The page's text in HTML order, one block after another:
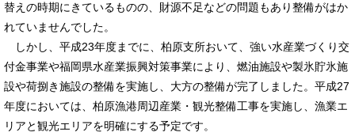
替えの時期にきているものの、財源不足などの問題もあり整備がはか
れていませんでした。
しかし、平成23年度までに、柏原支所おいて、強い水産業づくり交
付金事業や福岡県水産業振興対策事業により、燃油施設や製氷貯氷施
設や荷捌き施設の整備を実施し、大方の整備が完了しました。平成27
年度においては、柏原漁港周辺産業・観光整備工事を実施し、漁業エ
リアと観光エリアを明確にする予定です。